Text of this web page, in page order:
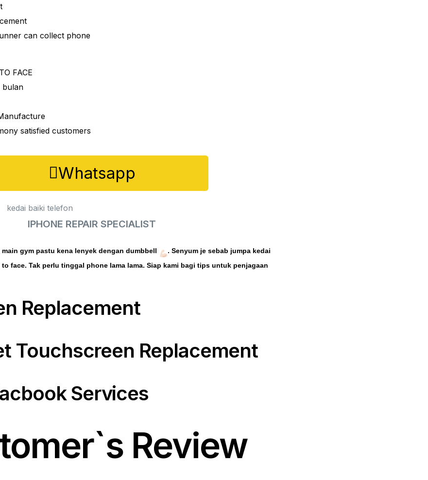
can collect phone
FACE
bulan
satisfied customers
Whatsapp
IPHONE REPAIR SPECIALIST
gym pastu kena lenyek dengan dumbbell . Senyum je sebab jumpa kedai
face. Tak perlu tinggal phone lama lama. Siap kami bagi tips untuk penjagaan
Replacement
Touchscreen Replacement
Services
Review